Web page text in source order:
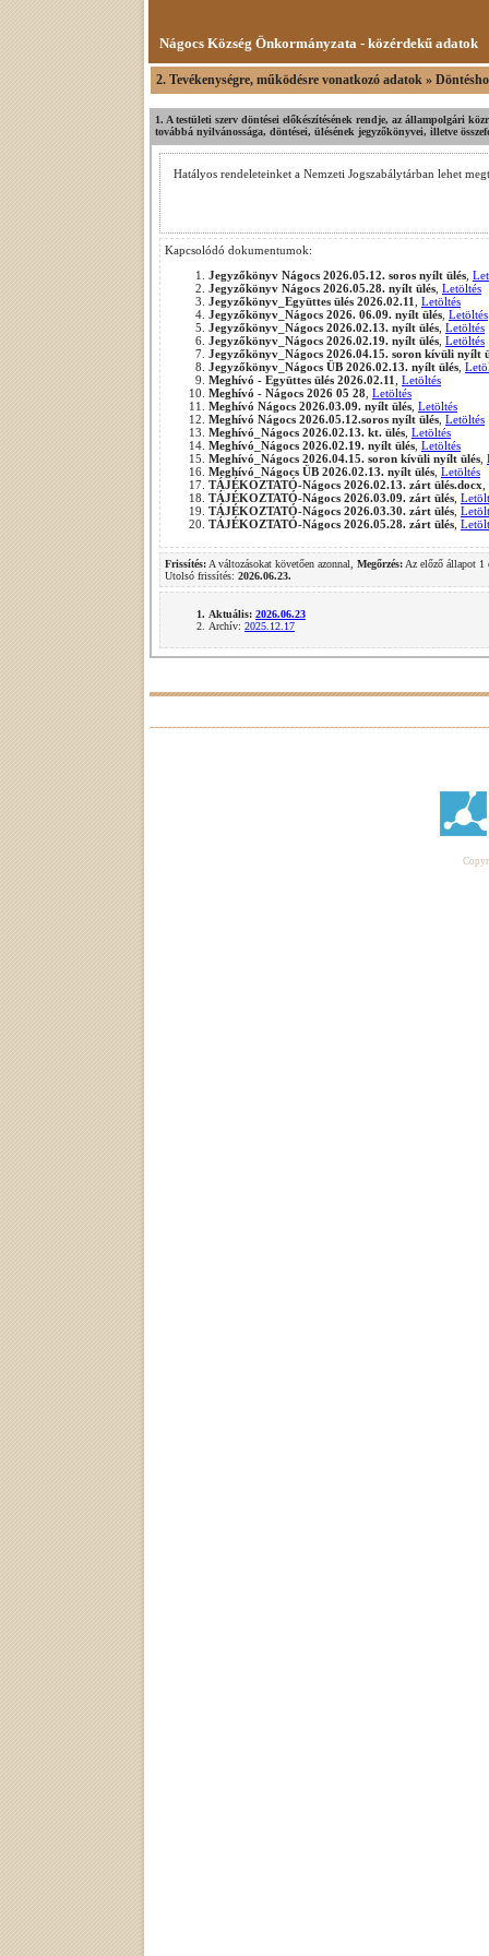
Nágocs Község Önkormányzata - közérdekű adatok
2. Tevékenységre, működésre vonatkozó adatok »
1. A testületi szerv döntései előkészítésének rendje, az állampolgári
továbbá nyilvánossága, döntései, ülésének jegyzőkönyvei, illetve
Hatályos rendeleteinket a Nemzeti Jogszabálytárban lehet
Kapcsolódó dokumentumok:
Jegyzőkönyv Nágocs 2026.05.12. soros nyílt ülés
Jegyzőkönyv Nágocs 2026.05.28. nyílt ülés Letöltés
Jegyzőkönyv_Együttes ülés 2026.02.11
Letöltés
Jegyzőkönyv_Nágocs 2026. 06.09. nyílt ülés Letöltés
Jegyzőkönyv_Nágocs 2026.02.13. nyílt ülés Letöltés
Jegyzőkönyv_Nágocs 2026.02.19. nyílt ülés Letöltés
Jegyzőkönyv_Nágocs 2026.04.15. soron kívüli nyílt
Jegyzőkönyv_Nágocs ÜB 2026.02.13. nyílt ülés
Meghívó - Együttes ülés 2026.02.11
Letöltés
Meghívó - Nágocs 2026 05 28 Letöltés
Meghívó Nágocs 2026.03.09. nyílt ülés Letöltés
Meghívó Nágocs 2026.05.12.soros nyílt ülés Letöltés
Meghívó_Nágocs 2026.02.13. kt. ülés Letöltés
Meghívó_Nágocs 2026.02.19. nyílt ülés Letöltés
Meghívó_Nágocs 2026.04.15. soron kívüli nyílt ülés
Meghívó_Nágocs ÜB 2026.02.13. nyílt ülés Letöltés
TÁJÉKOZTATÓ-Nágocs 2026.02.13. zárt ülés.docx
TÁJÉKOZTATÓ-Nágocs 2026.03.09. zárt ülés
TÁJÉKOZTATÓ-Nágocs 2026.03.30. zárt ülés
TÁJÉKOZTATÓ-Nágocs 2026.05.28. zárt ülés
Frissítés: A változásokat követően azonnal, Megőrzés: Az előző állapot 1
Utolsó frissítés: 2026.06.23.
Aktuális: 2026.06.23
Archív: 2025.12.17